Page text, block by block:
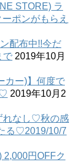
STORE) ラ
ポンがもらえ
配布中!!今だ
で 2019年10月
カー)】何度で
♡ 2019年10月2
れなし♡秋の感
る♡2019/10/7
2,000円OFFク